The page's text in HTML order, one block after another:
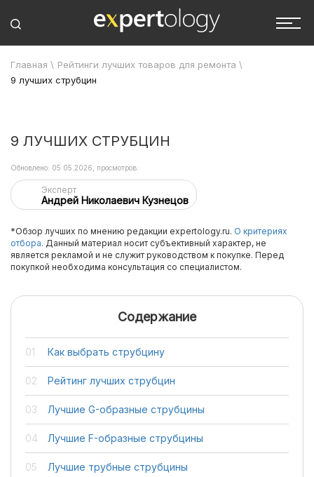
Главная \ Рейтинги лучших товаров для ремонта \
9 лучших струбцин
9 ЛУЧШИХ СТРУБЦИН
Эксперт
Андрей Николаевич Кузнецов
Обновлено: 05.05.2026, просмотров:
*Обзор лучших по мнению редакции expertology.ru. О критериях
отбора. Данный материал носит субъективный характер, не
является рекламой и не служит руководством к покупке. Перед
покупкой необходима консультация со специалистом.
Содержание
Как выбрать струбцину
Рейтинг лучших струбцин
Лучшие G-образные струбцины
Лучшие F-образные струбцины
Лучшие трубные струбцины